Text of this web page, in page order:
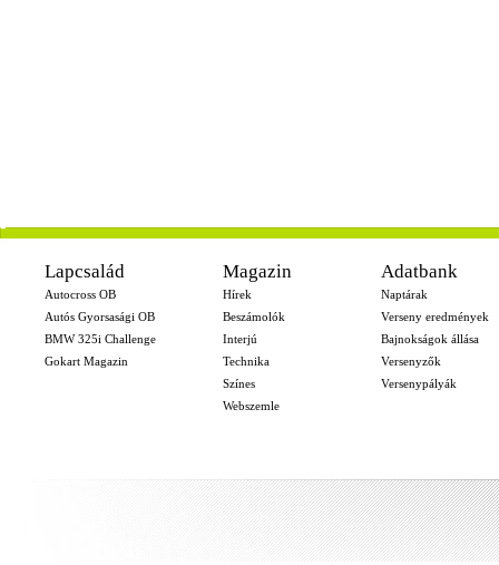
-
Lapcsalád
Autocross OB
Autós Gyorsasági OB
BMW 325i Challenge
Gokart Magazin
Magazin
Hírek
Beszámolók
Interjú
Technika
Színes
Webszemle
Adatbank
Naptárak
Verseny eredmények
Bajnokságok állása
Versenyzők
Versenypályák